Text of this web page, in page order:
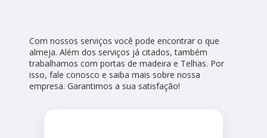
Com nossos serviços você pode encontrar o que
almeja. Além dos serviços já citados, também
trabalhamos com portas de madeira e Telhas. Por
isso, fale conosco e saiba mais sobre nossa
empresa. Garantimos a sua satisfação!